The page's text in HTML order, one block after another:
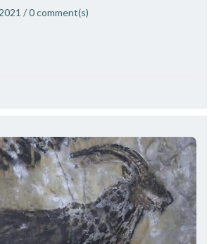
/0comment(s)